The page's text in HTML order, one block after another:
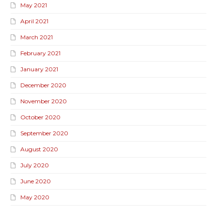
May 2021
April 2021
March 2021
February 2021
January 2021
December 2020
November 2020
October 2020
September 2020
August 2020
July 2020
June 2020
May 2020